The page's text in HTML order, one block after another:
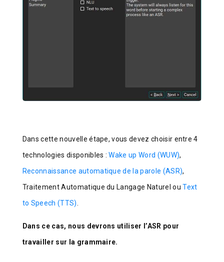
Dans cette nouvelle étape, vous devez choisir entre 4
technologies disponibles :Wake up Word (WUW),
Reconnaissance automatique de la parole (ASR),
Traitement Automatique du Langage Naturel ouText
to Speech (TTS).
Dans ce cas, nous devrons utiliser l’ASR pour
travailler sur la grammaire.